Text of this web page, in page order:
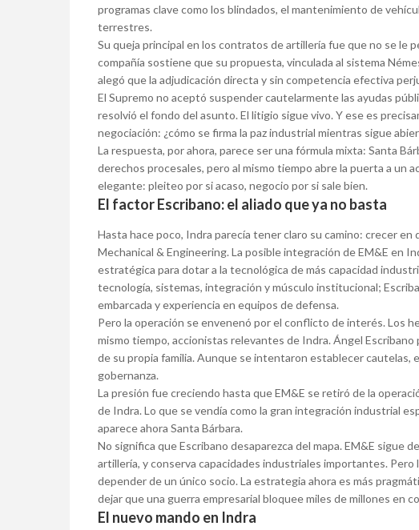
programas clave como los blindados, el mantenimiento de
terrestres.
Su queja principal en los contratos de artillería fue que no se le
compañía sostiene que su propuesta, vinculada al sistema
alegó que la adjudicación directa y sin competencia efectiva
El Supremo no aceptó suspender cautelarmente las ayudas
resolvió el fondo del asunto. El litigio sigue vivo. Y ese es
negociación: ¿cómo se firma la paz industrial mientras sigue
La respuesta, por ahora, parece ser una fórmula mixta: Santa
derechos procesales, pero al mismo tiempo abre la puerta a un
elegante: pleiteo por si acaso, negocio por si sale bien.
El factor Escribano: el aliado que ya no basta
Hasta hace poco, Indra parecía tener claro su camino: crecer
Mechanical & Engineering. La posible integración de EM&E en
estratégica para dotar a la tecnológica de más capacidad
tecnología, sistemas, integración y músculo institucional;
embarcada y experiencia en equipos de defensa.
Pero la operación se envenenó por el conflicto de interés. Los
mismo tiempo, accionistas relevantes de Indra. Ángel Escribano
de su propia familia. Aunque se intentaron establecer cautelas,
gobernanza.
La presión fue creciendo hasta que EM&E se retiró de la
de Indra. Lo que se vendía como la gran integración industrial
aparece ahora Santa Bárbara.
No significa que Escribano desaparezca del mapa. EM&E sigue
artillería, y conserva capacidades industriales importantes.
depender de un único socio. La estrategia ahora es más
dejar que una guerra empresarial bloquee miles de millones en
El nuevo mando en Indra